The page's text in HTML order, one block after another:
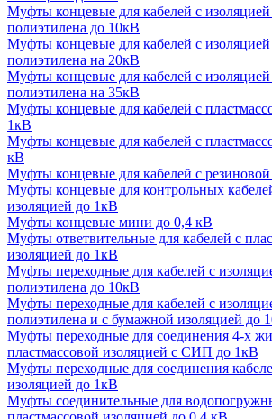
Муфты концевые для кабелей с
полиэтилена до 10кВ
Муфты концевые для кабелей с
полиэтилена на 20кВ
Муфты концевые для кабелей с
полиэтилена на 35кВ
Муфты концевые для кабелей с
1кВ
Муфты концевые для кабелей с
кВ
Муфты концевые для кабелей с
Муфты концевые для контрольных
изоляцией до 1кВ
Муфты концевые мини до 0,4 кВ
Муфты ответвительные для кабелей с
изоляцией до 1кВ
Муфты переходные для кабелей с
полиэтилена до 10кВ
Муфты переходные для кабелей с
полиэтилена и с бумажной изоляцией до
Муфты переходные для соединения 4-х
пластмассовой изоляцией с СИП до 1кВ
Муфты переходные для соединения
изоляцией до 1кВ
Муфты соединительные для